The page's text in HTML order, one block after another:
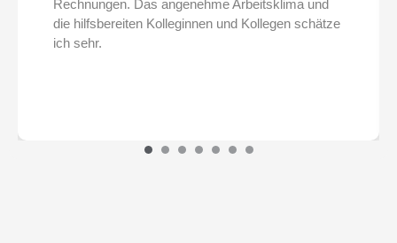
Rechnungen. Das angenehme Arbeitsklima und
die hilfsbereiten Kolleginnen und Kollegen schätze
ich sehr.